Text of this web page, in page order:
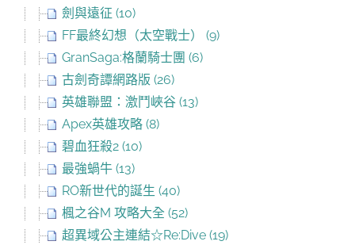
劍與遠征 (10)
FF最終幻想（太空戰士） (9)
GranSaga:格蘭騎士團 (6)
古劍奇譚網路版 (26)
英雄聯盟：激鬥峽谷 (13)
Apex英雄攻略 (8)
碧血狂殺2 (10)
最強蝸牛 (13)
RO新世代的誕生 (40)
楓之谷M 攻略大全 (52)
超異域公主連結☆Re:Dive (19)